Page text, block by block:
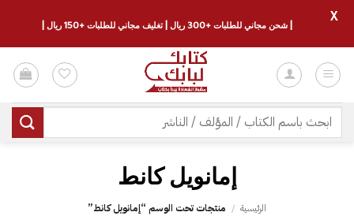
للمحتوى
البحث
عن:
الرئيسية / منتجات تحت الوسم “‎إمانويل كانط”
| شحن مجاني للطلبات +300 ريال | تغليف مجاني للطلبات +150 ريال |
X